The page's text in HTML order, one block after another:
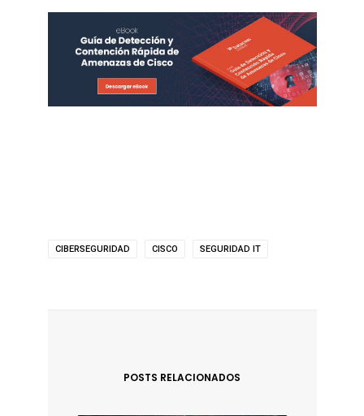
CIBERSEGURIDAD CISCO SEGURIDAD IT
POSTS RELACIONADOS